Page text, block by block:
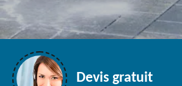
Devis gratuit